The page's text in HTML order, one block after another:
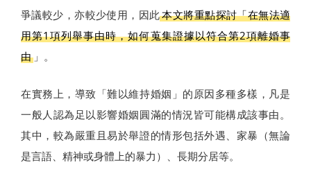
爭議較少，亦較少使用，因此本文將重點探討「在無法適
用第1項列舉事由時，如何蒐集證據以符合第2項離婚事
由 」。
在實務上，導致「難以維持婚姻」的原因多種多樣，凡是
一般人認為足以影響婚姻圓滿的情況皆可能構成該事由。
其中，較為嚴重且易於舉證的情形包括外遇、家暴（無論
是言語、精神或身體上的暴力）、長期分居等。